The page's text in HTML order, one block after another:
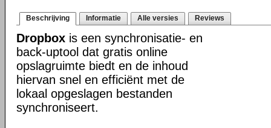
Beschrijving Informatie Alle versies Reviews
Dropbox is een synchronisatie- en
back-uptool dat gratis online
opslagruimte biedt en de inhoud
hiervan snel en efficiënt met de
lokaal opgeslagen bestanden
synchroniseert.